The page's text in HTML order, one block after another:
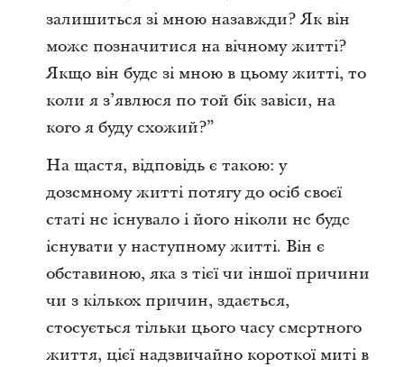
залишиться зі мною назавжди? Як він
може позначитися на вічному житті?
Якщо він буде зі мною в цьому житті, то
коли я з’явлюся по той бік завіси, на
кого я буду схожий?”
На щастя, відповідь є такою: у
доземному житті потягу до осіб своєї
статі не існувало і його ніколи не буде
існувати у наступному житті. Він є
обставиною, яка з тієї чи іншої причини
чи з кількох причин, здається,
стосується тільки цього часу смертного
життя, цієї надзвичайно короткої миті в